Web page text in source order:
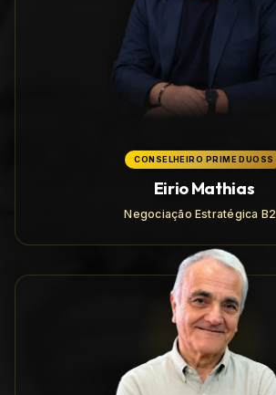
CONSELHEIRO PRIME DUOSS
Eirio Mathias
Negociação Estratégica